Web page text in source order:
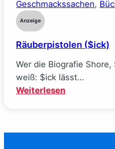
–
(Elle
Geschmackssachen,
Anzeige
Räuberpistolen ($ick)
Wer die Biografie
weiß: $ick lässt…
Weiterlesen: